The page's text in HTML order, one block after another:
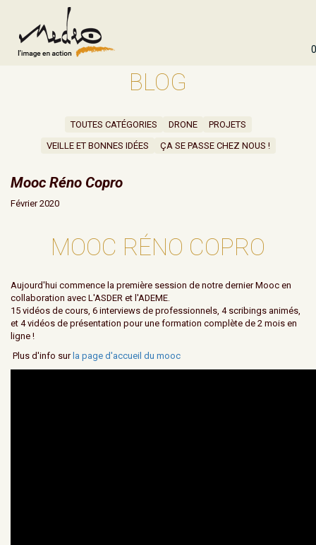
BLOG
TOUTES CATÉGORIES DRONE
PROJETS
VEILLE ET BONNES IDÉES
ÇA SE PASSE CHEZ NOUS !
Mooc Réno Copro
Février 2020
MOOC RÉNO COPRO
Aujourd'hui commence la première session de notre dernier Mooc en
collaboration avec L'ASDER et l'ADEME.
15 vidéos de cours, 6 interviews de professionnels, 4 scribings animés,
et 4 vidéos de présentation pour une formation complète de 2 mois en
ligne !
Plus d'info sur la page d'accueil du mooc